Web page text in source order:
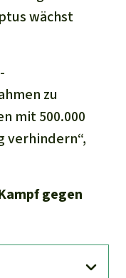
wächst
zu
mit 500.000
verhindern“,
gegen